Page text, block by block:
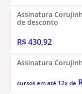
Assinatura
de desconto
R$ 430,92
Assinatura
cursos em até 12x de